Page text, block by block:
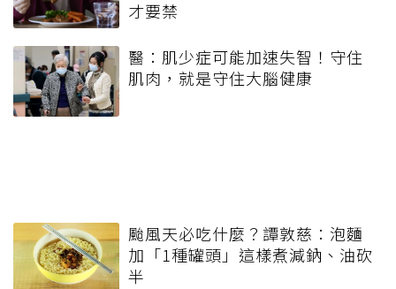
才要禁
醫：肌少症可能加速失智！守住
肌肉，就是守住大腦健康
颱風天必吃什麼？譚敦慈：泡麵
加「1種罐頭」這樣煮減鈉、油砍
半